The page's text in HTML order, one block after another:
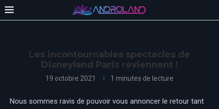
Les incontournables spectacles de
Disneyland Paris reviennent !
19 octobre 2021 1 minutes de lecture
Nous sommes ravis de pouvoir vous annoncer le retour tant